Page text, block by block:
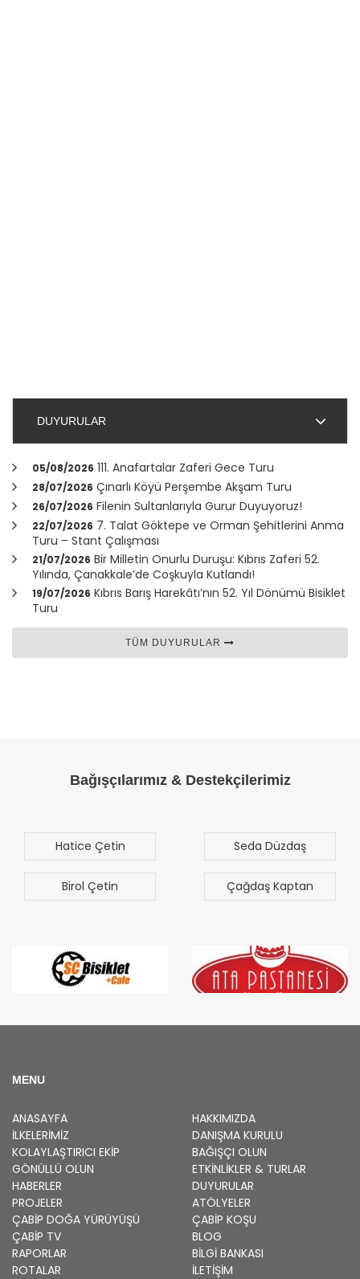
DUYURULAR
05/08/2026 111. Anafartalar Zaferi Gece Turu
28/07/2026 Çınarlı Köyü Perşembe Akşam Turu
26/07/2026 Filenin Sultanlarıyla Gurur Duyuyoruz!
22/07/2026 7. Talat Göktepe ve Orman Şehitlerini Anma
Turu – Stant Çalışması
21/07/2026 Bir Milletin Onurlu Duruşu: Kıbrıs Zaferi 52.
Yılında, Çanakkale’de Coşkuyla Kutlandı!
19/07/2026 Kıbrıs Barış Harekâtı’nın 52. Yıl Dönümü Bisiklet
Turu
TÜM DUYURULAR
Bağışçılarımız & Destekçilerimiz
Seda Düzdaş
Çağdaş Kaptan
Mehmet
Sezgen
Bilal Türk
MENU
ANASAYFA
HAKKIMIZDA
İLKELERIMIZ
DANIŞMA KURULU
KOLAYLAŞTIRICI EKIP
BAĞIŞÇI OLUN
GÖNÜLLÜ OLUN
ETKINLIKLER & TURLAR
HABERLER
DUYURULAR
PROJELER
ATÖLYELER
ÇABİP DOĞA YÜRÜYÜŞÜ ÇABİP KOŞU
ÇABİP TV
BLOG
RAPORLAR
BILGI BANKASI
ROTALAR
İLETİŞİM